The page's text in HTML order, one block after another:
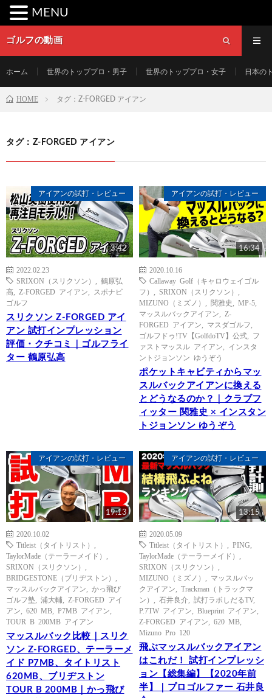
ゴルフの動画
ホーム 世界のトッププロ・男子 世界のトッププロ・女子 日本の
HOME タグ：Z-FORGED アイアン
タグ：Z-FORGED アイアン
アイアンの試打・レビュー
3:42
2022.02.23
SRIXON（スリクソン）
鶴原弘
高
Z-FORGED アイアン
スポナビ
ゴルフ
スリクソン Z-FORGED アイ
アン 試打インプレッション
評価・クチコミ｜ゴルフライ
ター 鶴原弘高
アイアンの試打・レビュー
16:34
2020.10.16
Callaway Golf（キャロウェイゴル
フ）
SRIXON（スリクソン）
MIZUNO（ミズノ）
関雅史 MP-5
マッスルバックアイアン
Z-
FORGED アイアン
マスダゴルフ
ゴルフドゥ!TV【GolfdoTV】公式
フ
ァストマッスル アイアン
インスタ
ントジョンソン ゆうぞう
ポケットキャビティからマッ
スルバックアイアンに換える
とどうなるのか？｜クラブフ
ィッター 関雅史 × インスタン
トジョンソン ゆうぞう
アイアンの試打・レビュー
19:13
2020.10.02
Titleist（タイトリスト）
TaylorMade（テーラーメイド）
SRIXON（スリクソン）
BRIDGESTONE（ブリヂストン）
マッスルバックアイアン
かっ飛び
ゴルフ塾
浦大輔
Z-FORGED アイ
アン
620 MB P7MB アイアン
TOUR B 200MB アイアン
マッスルバック比較｜スリク
ソン Z-FORGED、テーラーメ
イド P7MB、タイトリスト
620MB、ブリヂストン
TOUR B 200MB｜かっ飛び
アイアンの試打・レビュー
13:15
2020.05.09
Titleist（タイトリスト）
PING
TaylorMade（テーラーメイド）
SRIXON（スリクソン）
MIZUNO（ミズノ）
マッスルバッ
クアイアン
Trackman（トラックマ
ン）
石井良介 試打ラボしだるTV,
P.7TW アイアン
Blueprint アイアン
Z-FORGED アイアン
620 MB
Mizuno Pro 120
飛ぶマッスルバックアイアン
はこれだ！ 試打インプレッシ
ョン【総集編】【2020年前
半】｜プロゴルファー 石井良
MENU